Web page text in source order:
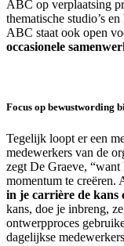
ABC op verplaatsing
thematische studio’s
ABC staat ook open
occasionele
Focus op bewustwording
Tegelijk loopt er een
medewerkers van de
zegt De Graeve,
momentum te creëren.
in je carrière de kans
kans, doe je inbreng,
ontwerpproces
dagelijkse